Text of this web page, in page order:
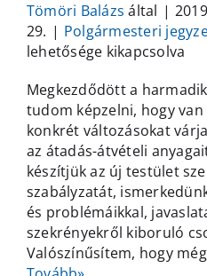
Tömöri Balázs által |
29. | Polgármesteri
lehetősége kikapcsolva
Megkezdődött a
tudom képzelni, hogy
konkrét változásokat
az átadás-átvételi
készítjük az új testület
szabályzatát,
és problémáikkal,
szekrényekről kiboruló
Valószínűsítem, hogy